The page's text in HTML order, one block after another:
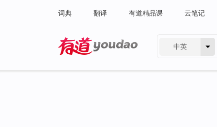
词典 翻译 有道精品课 云笔记
中英